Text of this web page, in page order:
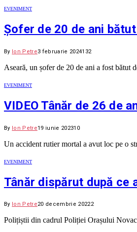
EVENIMENT
Șofer de 20 de ani
By Ion Petre3 februarie 2024132
Aseară, un șofer de 20 de ani a fost
EVENIMENT
VIDEO Tânăr de 26 de
By Ion Petre19 iunie 202310
Un accident rutier mortal a avut loc pe o
EVENIMENT
Tânăr dispărut după ce
By Ion Petre20 decembrie 20222
Polițiștii din cadrul Poliției Orașului